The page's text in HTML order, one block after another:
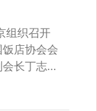
组织召开
饭店协会会
长丁志
及来自北